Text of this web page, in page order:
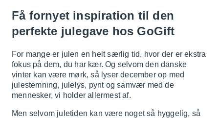
Få fornyet inspiration til den
perfekte julegave hos GoGift
For mange er julen en helt særlig tid, hvor der er ekstra
fokus på dem, du har kær. Og selvom den danske
vinter kan være mørk, så lyser december op med
julestemning, julelys, pynt og samvær med de
mennesker, vi holder allermest af.
Men selvom juletiden kan være noget så hyggelig, så